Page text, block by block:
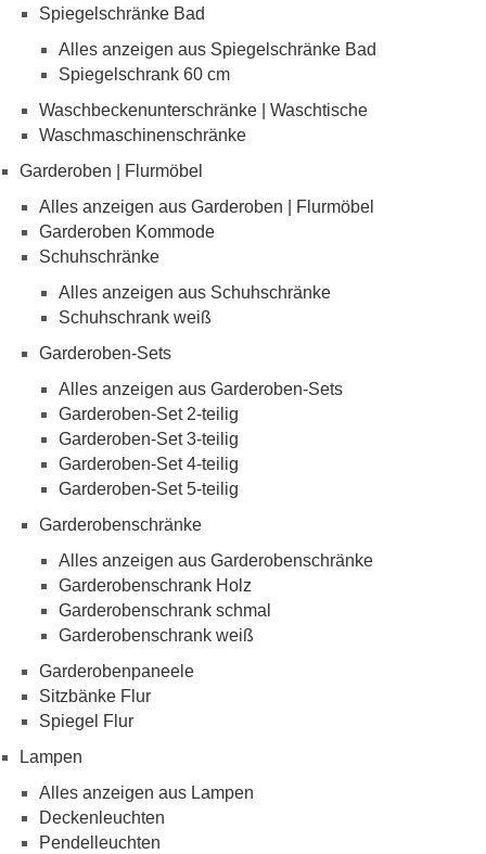
Spiegelschränke Bad
Alles anzeigen aus Spiegelschränke Bad
Spiegelschrank 60 cm
Waschbeckenunterschränke | Waschtische
Waschmaschinenschränke
Garderoben | Flurmöbel
Alles anzeigen aus Garderoben | Flurmöbel
Garderoben Kommode
Schuhschränke
Alles anzeigen aus Schuhschränke
Schuhschrank weiß
Garderoben-Sets
Alles anzeigen aus Garderoben-Sets
Garderoben-Set 2-teilig
Garderoben-Set 3-teilig
Garderoben-Set 4-teilig
Garderoben-Set 5-teilig
Garderobenschränke
Alles anzeigen aus Garderobenschränke
Garderobenschrank Holz
Garderobenschrank schmal
Garderobenschrank weiß
Garderobenpaneele
Sitzbänke Flur
Spiegel Flur
Lampen
Alles anzeigen aus Lampen
Deckenleuchten
Pendelleuchten